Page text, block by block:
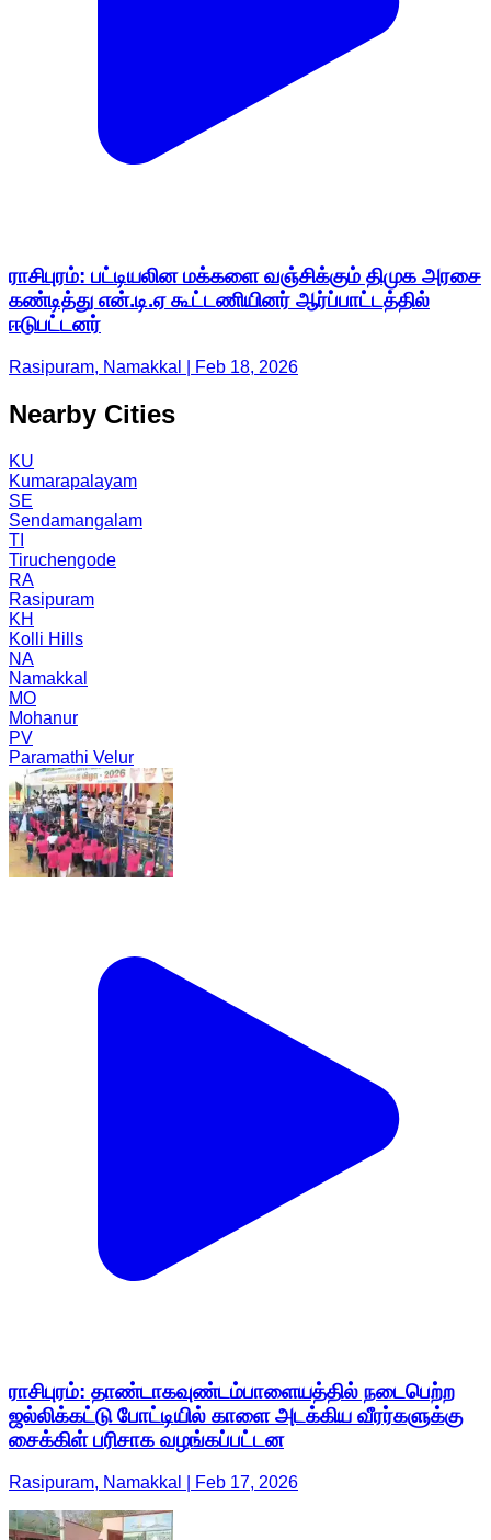
ராசிபுரம்: பட்டியலின மக்களை வஞ்சிக்கும் திமுக அரசை
கண்டித்து என்.டி.ஏ கூட்டணியினர் ஆர்ப்பாட்டத்தில்
ஈடுபட்டனர்
Rasipuram, Namakkal | Feb 18, 2026
Nearby Cities
KU
Kumarapalayam
SE
Sendamangalam
TI
Tiruchengode
RA
Rasipuram
KH
Kolli Hills
NA
Namakkal
MO
Mohanur
PV
Paramathi Velur
ராசிபுரம்: தாண்டாகவுண்டம்பாளையத்தில் நடைபெற்ற
ஜல்லிக்கட்டு போட்டியில் காளை அடக்கிய வீரர்களுக்கு
சைக்கிள் பரிசாக வழங்கப்பட்டன
Rasipuram, Namakkal | Feb 17, 2026